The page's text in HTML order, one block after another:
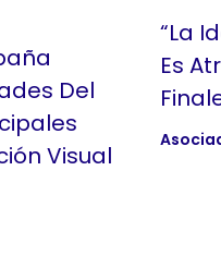
Del
Visual
“La
Es